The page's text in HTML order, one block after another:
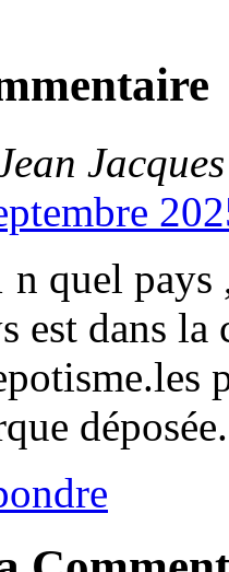
Jacques
n quel pays
est dans
déposée.